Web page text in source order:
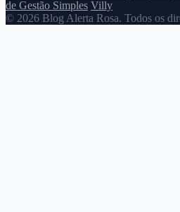
de Gestão Simples Villy
© 2026 Blog Alerta Rosa. Todos os